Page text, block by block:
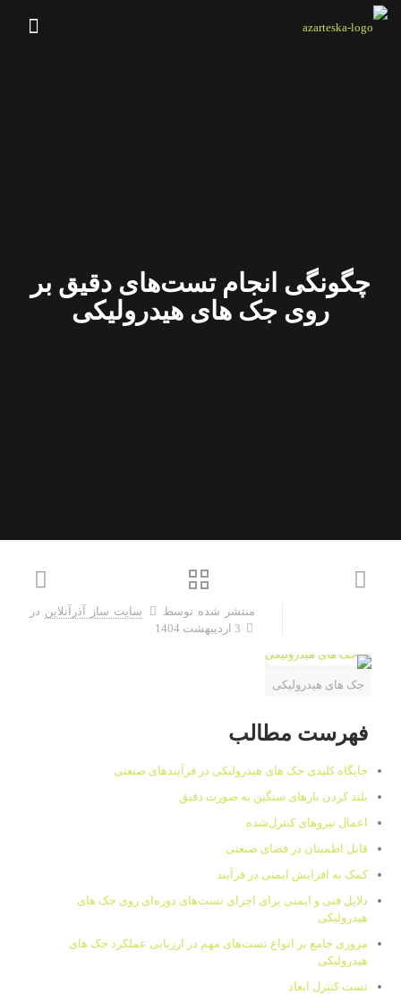
چگونگی انجام تست‌های دقیق بر
روی جک های هیدرولیکی
منتشر شده توسط سایت ساز آذرآنلاین در
3 اردیبهشت 1404
جک های هیدرولیکی
فهرست مطالب
جایگاه کلیدی جک های هیدرولیکی در فرآیندهای صنعتی
بلند کردن بارهای سنگین به صورت دقیق
اعمال نیروهای کنترل‌شده
قابل اطمینان در فضای صنعتی
کمک به افزایش ایمنی در فرآیند
دلایل فنی و ایمنی برای اجرای تست‌های دوره‌ای روی جک های
هیدرولیکی
مروری جامع بر انواع تست‌های مهم در ارزیابی عملکرد جک های
هیدرولیکی
تست کنترل ابعاد